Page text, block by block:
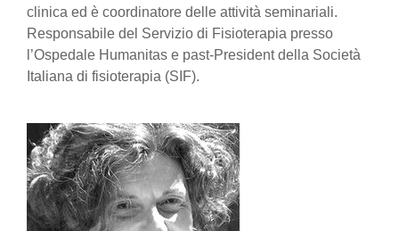
clinica ed è coordinatore delle attività seminariali.
Responsabile del Servizio di Fisioterapia presso
l’Ospedale Humanitas e past-President della Società
Italiana di fisioterapia (SIF).